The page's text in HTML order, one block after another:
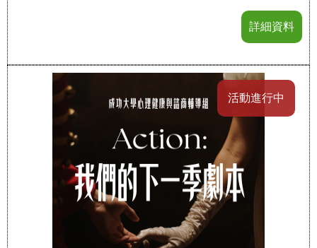
詳細資料
活動進行中